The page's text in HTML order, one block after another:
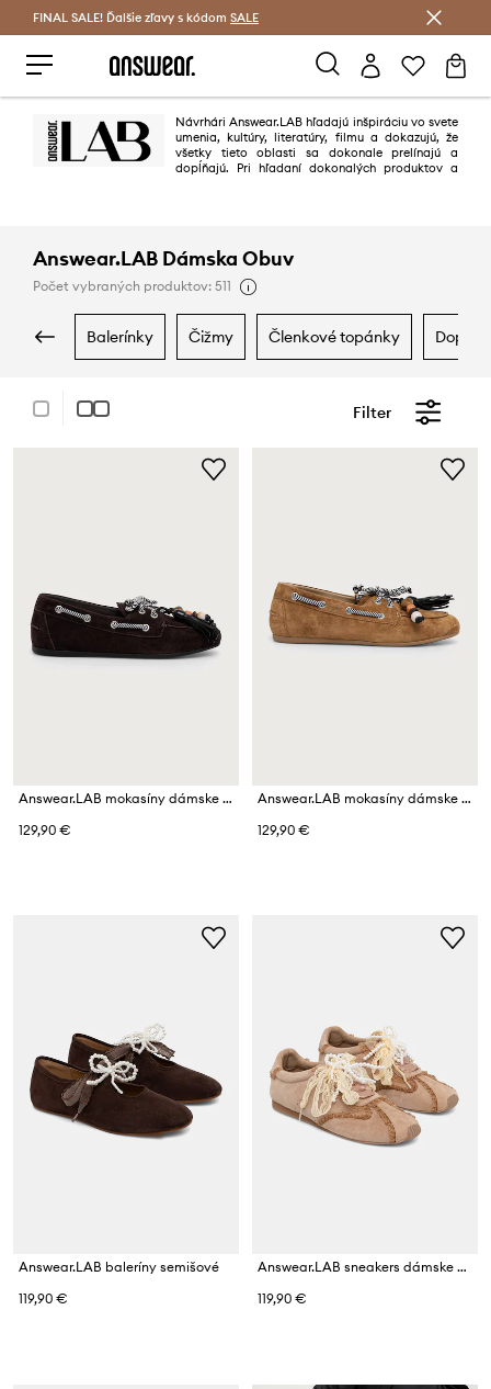
Šetrite s Answear Club >
FINAL SALE! Ďalšie zľavy s kódom SALE
Návrhári Answear.LAB hľadajú inšpiráciu vo svete
umenia, kultúry, literatúry, filmu a dokazujú, že
všetky tieto oblasti sa dokonale prelínajú a
dopĺňajú. Pri hľadaní dokonalých produktov a
Answear.LAB Dámska Obuv
Počet vybraných produktov: 511
balerínky čižmy členkové topánky
Filter
Answear.LAB mokasíny dámske semišové
129,90 €
Answear.LAB mokasíny dámske semišové
129,90 €
Answear.LAB baleríny semišové
119,90 €
Answear.LAB sneakers dámske semišové
119,90 €